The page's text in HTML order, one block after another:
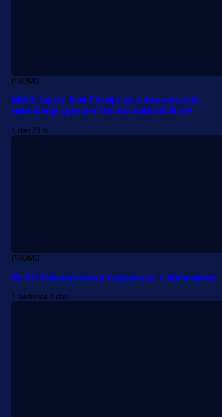
PROMO
MrBit: Isprati kvalifikacije za elitna evropska
takmičenja i preuzmi bonus dobrodošlice!
1 dan 23 h
PROMO
Uz BH Telecom ostanite povezani s domovinom
1 sedmica 1 dan